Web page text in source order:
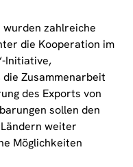
wurden zahlreiche
die Kooperation im
Initiative,
Zusammenarbeit
des Exports von
sollen den
weiter
Möglichkeiten